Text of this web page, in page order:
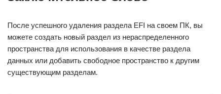
После успешного удаления раздела EFI на своем ПК, вы
можете создать новый раздел из нераспределенного
пространства для использования в качестве раздела
данных или добавить свободное пространство к другим
существующим разделам.